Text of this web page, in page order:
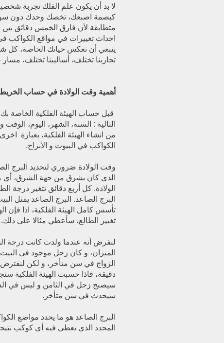
لا بد أن يكون علم الفلك تجربة
كبصمة اصبعك، تخصك وحدك دون
متطابقة لأن فارق الخمس دقائق بين
احداث تغييرات في مواقع الكواكب
ينبغي أن تعكس حياتك الخاصة، كل
تجاربنا تختلف، أساليبنا تختلف،
أهمية وقت الولادة في حساب
قبل حساب الهيئة الفلكية الخاصة
التالية : السنة، الشهر، اليوم،
من انشاء الهيئة الفلكية، بعبارة
الكواكب في البيوت و الأبراج.
وقت الولادة ضروري لتحديد البرج
الذي كان يشرق من جهة الشرق،
الولادة. كل أربع دقائق تتغير درجة
البرج الصاعد. البرج الصاعد يمثل
تأسس كامل الهيئة الفلكية، اذا فإن
تغيير الطالع، سأعطي مثالا على ذلك.
لنفرض أنه عندما ولدت كانت درجة
الميزان، و كان زحل موجود في
الزواج في سن متأخر، و لكن
دقيقة، فاذا حسبت الهيئة الفلكية
سيصبح زحل في الثامن و ليس في
سيحدث في سن متأخر.
البرج الصاعد هو ما يحدد مواضع
المحدد الذي يعطي فيه أي كوكب